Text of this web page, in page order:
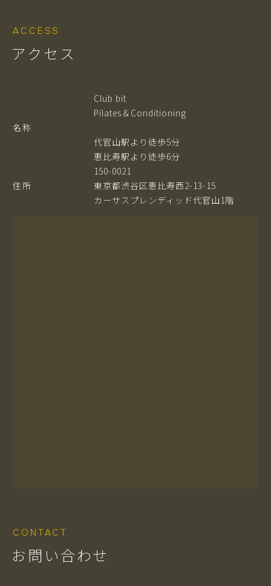
ACCESS
アクセス
名称
Club bit
Pilates＆Conditioning
代官山駅より徒歩5分
恵比寿駅より徒歩6分
住所
150-0021
東京都渋谷区恵比寿西2-13-15
カーサスプレンディッド代官山1階
CONTACT
お問い合わせ